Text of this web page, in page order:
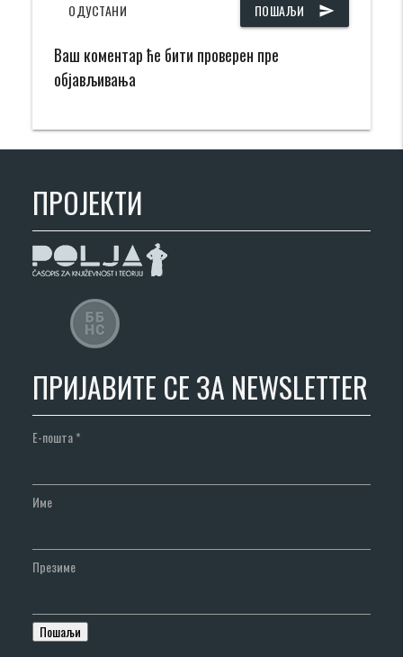
ПОШАЉИ send
ОДУСТАНИ
Ваш коментар ће бити проверен пре
објављивања
ПРОЈЕКТИ
ПРИЈАВИТЕ СЕ ЗА NEWSLETTER
Е-пошта*
Име
Презиме